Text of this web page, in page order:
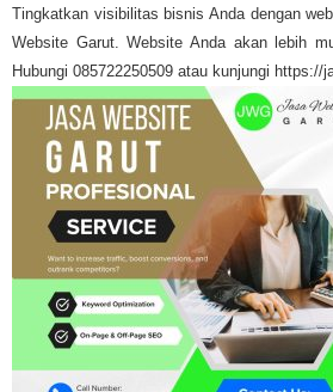
Tingkatkan visibilitas bisnis Anda dengan
Website Garut. Website Anda akan lebih
Hubungi 085722250509 atau kunjungi https://